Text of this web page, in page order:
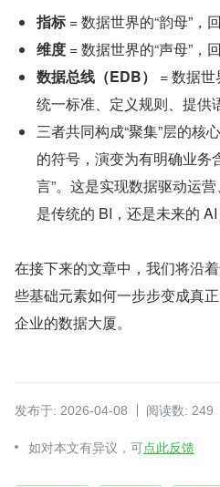
指标 = 数据世界的“韵母”，回
维度 = 数据世界的“声母”，
数据总线（EDB）
= 数据世
统一标准、定义规则、提供
三者共同构成“聚集”层的核
的符号，演变为有明确业务
言”。这是实现数据驱动运
是传统的 BI，还是未来的
在接下来的文章中，我们将沿
些基础元素如何一步步变成真
企业的数据大厦。
发布于: 2026-04-08 阅读数: 249
如对本文有异议，可点此反馈